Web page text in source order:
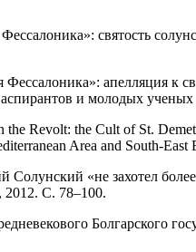
святость
Фессалоника»: апелляция к
и молодых
Revolt: the Cult of St.
Area and South-
«не захотел
С. 78–100.
Болгарского